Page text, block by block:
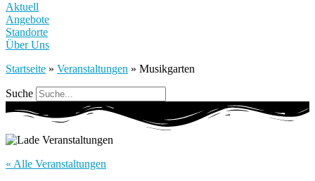
Aktuell
Angebote
Standorte
Über Uns
Startseite » Veranstaltungen » Musikgarten
Suche
« Alle Veranstaltungen